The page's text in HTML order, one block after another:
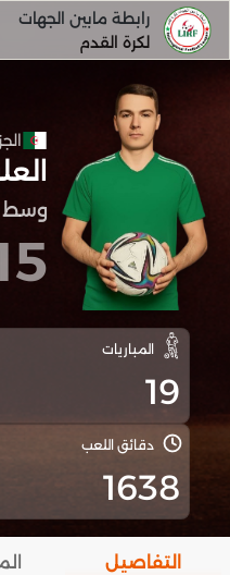
رابطة مابين الجهات
لكرة القدم
وسط
المباريات
19
دقائق اللعب
1638
التفاصيل